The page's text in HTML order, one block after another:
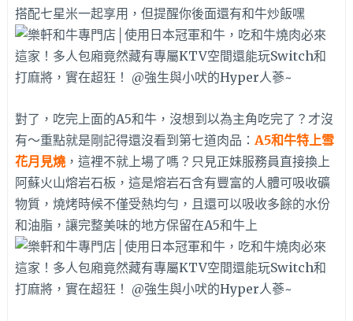
搭配七星米一起享用，但提醒你後面還有和牛炒飯嘿
對了，吃完上面的A5和牛，沒想到以為主角吃完了？才沒
有～重點就是剛記得還沒看到第七道肉品： A5和牛特上雪
花月見燒，這裡不就上場了嗎？只見正妹服務員直接換上
阿蘇火山熔岩石板，這是熔岩石含有豐富的人體可吸收礦
物質，燒烤時候不僅受熱均勻，且還可以吸收多餘的水份
和油脂，讓完整美味的地方保留在A5和牛上